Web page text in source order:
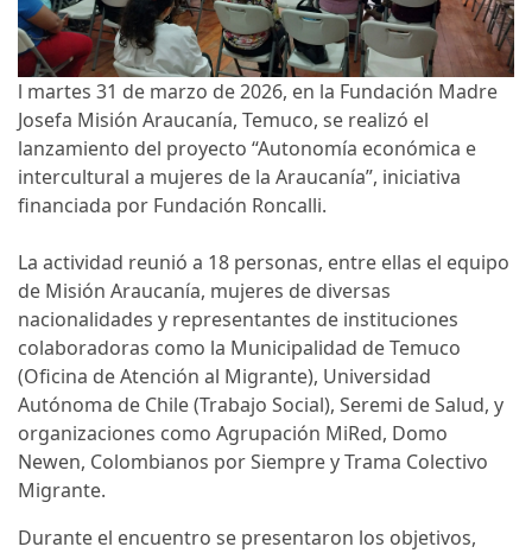
l martes 31 de marzo de 2026, en la Fundación Madre
Josefa Misión Araucanía, Temuco, se realizó el
lanzamiento del proyecto “Autonomía económica e
intercultural a mujeres de la Araucanía”, iniciativa
financiada por Fundación Roncalli.
La actividad reunió a 18 personas, entre ellas el equipo
de Misión Araucanía, mujeres de diversas
nacionalidades y representantes de instituciones
colaboradoras como la Municipalidad de Temuco
(Oficina de Atención al Migrante), Universidad
Autónoma de Chile (Trabajo Social), Seremi de Salud, y
organizaciones como Agrupación MiRed, Domo
Newen, Colombianos por Siempre y Trama Colectivo
Migrante.
Durante el encuentro se presentaron los objetivos,